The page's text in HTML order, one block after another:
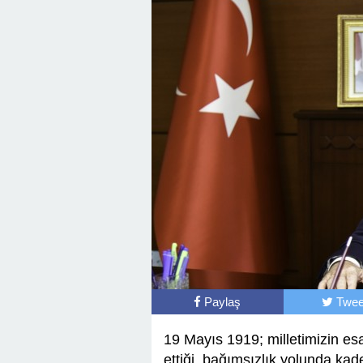
Paylaş
19 Mayıs 1919; milletimizin
ettiği, bağımsızlık yolunda
Başkan Posbıyık’tan